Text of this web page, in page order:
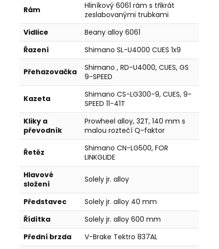
Rám
Hliníkový 6061 rám s třikrát
zeslabovanými trubkami
Vidlice
Beany alloy 6061
Řazení
Shimano SL-U4000 CUES 1x9
Přehazovačka
Shimano , RD-U4000, CUES, GS
9-SPEED
Kazeta
Shimano CS-LG300-9, CUES, 9-
SPEED 11-41T
Kliky a
převodník
Prowheel alloy, 32T, 140 mm s
malou roztečí Q-faktor
Řetěz
Shimano CN-LG500, FOR
LINKGLIDE
Hlavové
složení
Solely jr. alloy
Představec
Solely jr. alloy 40 mm
Řídítka
Solely jr. alloy 600 mm
Přední brzda
V-Brake Tektro 837AL